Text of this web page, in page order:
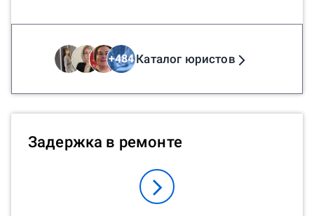
+484Каталог юристов
Задержка в ремонте